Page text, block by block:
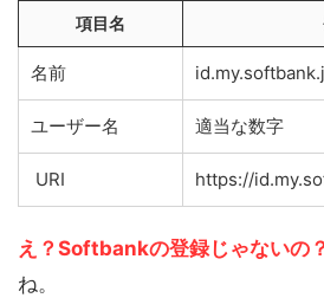
項目名
名前
ユーザー名 適当な数字
URI https://
え？Softbankの登録じゃないの
ね。